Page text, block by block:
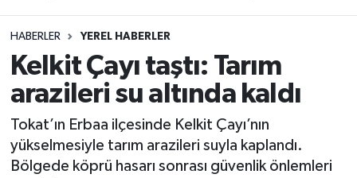
HABERLER YEREL HABERLER
Kelkit Çayı taştı: Tarım
arazileri su altında kaldı
Tokat’ın Erbaa ilçesinde Kelkit Çayı’nın
yükselmesiyle tarım arazileri suyla kaplandı.
Bölgede köprü hasarı sonrası güvenlik önlemleri
Araç Haberleri
Azdavay Haberleri
Bozkurt Haberleri